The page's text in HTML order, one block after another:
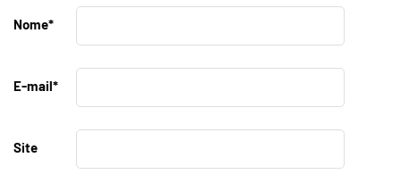
Nome*
E-mail*
Site